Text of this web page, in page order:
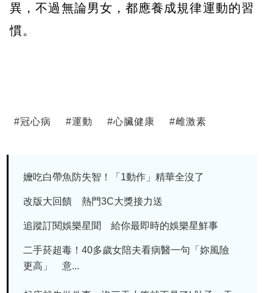
異，不過無論男女，都應養成規律運動的習
慣。
#冠心病 #運動 #心臟健康 #雌激素
嬤吃白帶魚防失智！「1動作」精華全沒了
改版大回饋 熱門3C大獎接力送
追蹤訂閱娛樂星聞 給你最即時的娛樂星鮮事
二手菸超毒！40多歲女陪夫看病醫一句「妳風險
更高」 意...